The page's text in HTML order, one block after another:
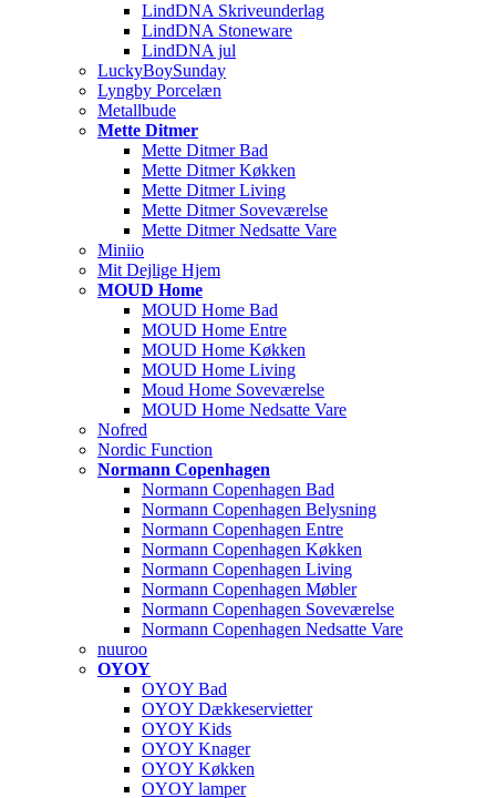
LindDNA Skriveunderlag
LindDNA Stoneware
LindDNA jul
LuckyBoySunday
Lyngby Porcelæn
Metallbude
Mette Ditmer
Mette Ditmer Bad
Mette Ditmer Køkken
Mette Ditmer Living
Mette Ditmer Soveværelse
Mette Ditmer Nedsatte Vare
Miniio
Mit Dejlige Hjem
MOUD Home
MOUD Home Bad
MOUD Home Entre
MOUD Home Køkken
MOUD Home Living
Moud Home Soveværelse
MOUD Home Nedsatte Vare
Nofred
Nordic Function
Normann Copenhagen
Normann Copenhagen Bad
Normann Copenhagen Belysning
Normann Copenhagen Entre
Normann Copenhagen Køkken
Normann Copenhagen Living
Normann Copenhagen Møbler
Normann Copenhagen Soveværelse
Normann Copenhagen Nedsatte Vare
nuuroo
OYOY
OYOY Bad
OYOY Dækkeservietter
OYOY Kids
OYOY Knager
OYOY Køkken
OYOY lamper